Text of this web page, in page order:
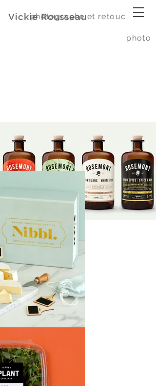
Vickie Rousseau
photographe et retoucheuse
photo